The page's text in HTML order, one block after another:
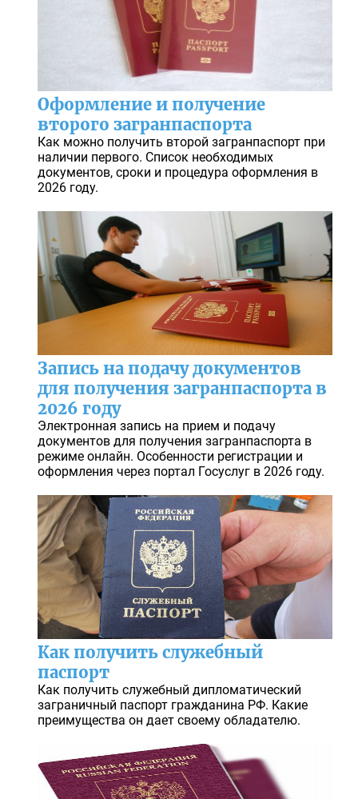
Оформление и получение
второго загранпаспорта
Как можно получить второй загранпаспорт при
наличии первого. Список необходимых
документов, сроки и процедура оформления в
2026 году.
Запись на подачу документов
для получения загранпаспорта в
2026 году
Электронная запись на прием и подачу
документов для получения загранпаспорта в
режиме онлайн. Особенности регистрации и
оформления через портал Госуслуг в 2026 году.
Как получить служебный
паспорт
Как получить служебный дипломатический
заграничный паспорт гражданина РФ. Какие
преимущества он дает своему обладателю.